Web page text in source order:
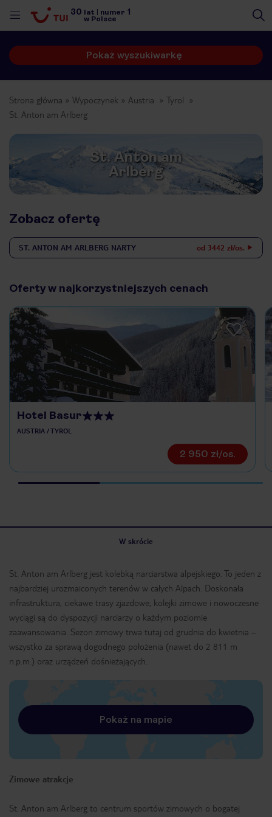
30 lat numer 1
w Polsce
Pokaż wyszukiwarkę
Strona główna Wypoczynek Austria
Tyrol
St. Anton am Arlberg
St. Anton am
Arlberg
Zobacz ofertę
ST. ANTON AM ARLBERG NARTY od 3442 zł/os.
Oferty w najkorzystniejszych cenach
Hotel Basur
AUSTRIA / TYROL
2 950 zł/os.
W skrócie
St. Anton am Arlberg jest kolebką narciarstwa alpejskiego. To jeden z
najbardziej urozmaiconych terenów w całych Alpach. Doskonała
infrastruktura, ciekawe trasy zjazdowe, kolejki zimowe i nowoczesne
wyciągi są do dyspozycji narciarzy o każdym poziomie
zaawansowania. Sezon zimowy trwa tutaj od grudnia do kwietnia –
wszystko za sprawą dogodnego położenia (nawet do 2 811 m
n.p.m.) oraz urządzeń dośnieżających.
Pokaż na mapie
Zimowe atrakcje
St. Anton am Arlberg to centrum sportów zimowych o bogatej